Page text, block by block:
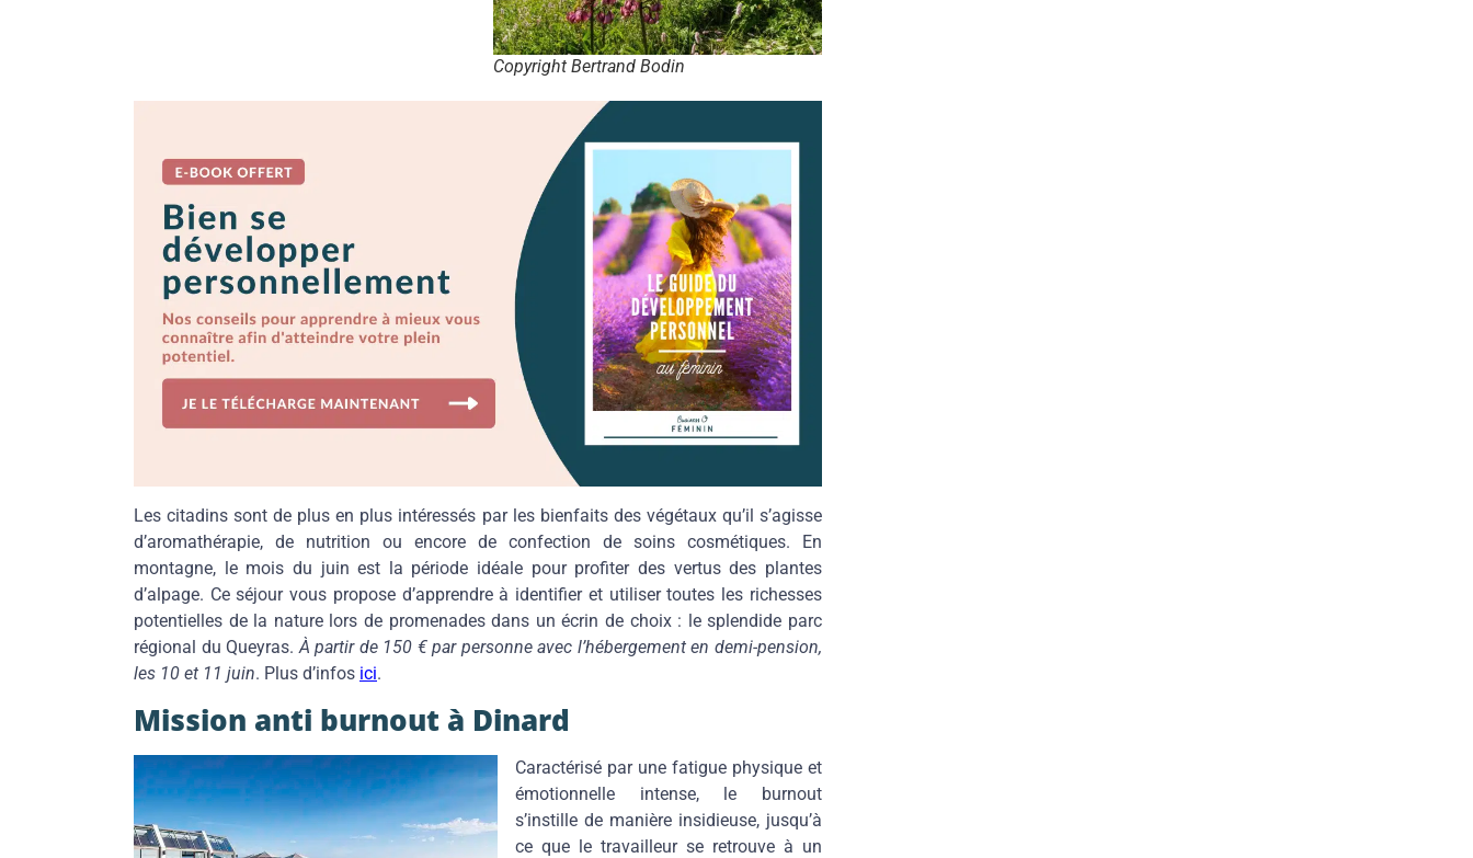
Copyright Bertrand Bodin
Les citadins sont de plus en plus intéressés par les bienfaits des végétaux qu’il s’agisse
d’aromathérapie, de nutrition ou encore de confection de soins cosmétiques. En
montagne, le mois du juin est la période idéale pour profiter des vertus des plantes
d’alpage. Ce séjour vous propose d’apprendre à identifier et utiliser toutes les richesses
potentielles de la nature lors de promenades dans un écrin de choix : le splendide parc
régional du Queyras.À partir de 150 € par personne avec l’hébergement en demi-pension,
les 10 et 11 juin. Plus d’infos ici.
Mission anti burnout à Dinard
Caractérisé par une fatigue physique et
émotionnelle intense, le burnout
s’instille de manière insidieuse, jusqu’à
ce que le travailleur se retrouve à un